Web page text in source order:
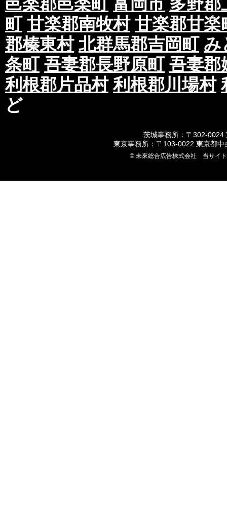
町 甘楽郡南牧村 甘楽郡甘楽
郡榛東村 北群馬郡吉岡町 み
条町 吾妻郡長野原町 吾妻郡
利根郡片品村 利根郡川場村
ど
茨城事務所：〒302-0024
東京事務所：〒103-0022 東京都
© 未來総合広告株式会社 当サイ